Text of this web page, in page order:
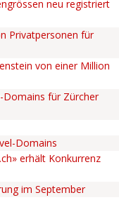
neu registriert
Privatpersonen für
von einer Million
für Zürcher
Domains
erhält Konkurrenz
im September